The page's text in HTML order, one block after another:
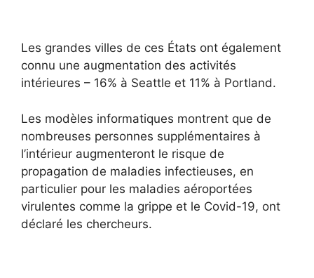
Les grandes villes de ces États ont également
connu une augmentation des activités
intérieures – 16% à Seattle et 11% à Portland.
Les modèles informatiques montrent que de
nombreuses personnes supplémentaires à
l’intérieur augmenteront le risque de
propagation de maladies infectieuses, en
particulier pour les maladies aéroportées
virulentes comme la grippe et le Covid-19, ont
déclaré les chercheurs.